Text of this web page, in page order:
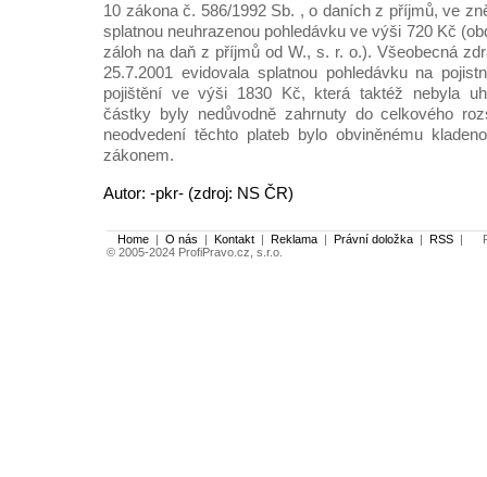
10 zákona č. 586/1992 Sb. , o daních z příjmů, ve
splatnou neuhrazenou pohledávku ve výši 720 Kč
záloh na daň z příjmů od W., s. r. o.). Všeobecná
25.7.2001 evidovala splatnou pohledávku na
pojištění ve výši 1830 Kč, která taktéž nebyla
částky byly nedůvodně zahrnuty do celkového
neodvedení těchto plateb bylo obviněnému
zákonem.
Autor: -pkr- (zdroj: NS ČR)
Home | O nás | Kontakt | Reklama | Právní doložka | RSS |
© 2005-2024 ProfiPravo.cz, s.r.o.